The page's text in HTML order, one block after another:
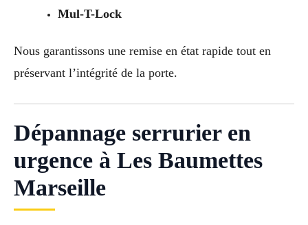
Mul-T-Lock
Nous garantissons une remise en état rapide tout en
préservant l’intégrité de la porte.
Dépannage serrurier en
urgence à Les Baumettes
Marseille